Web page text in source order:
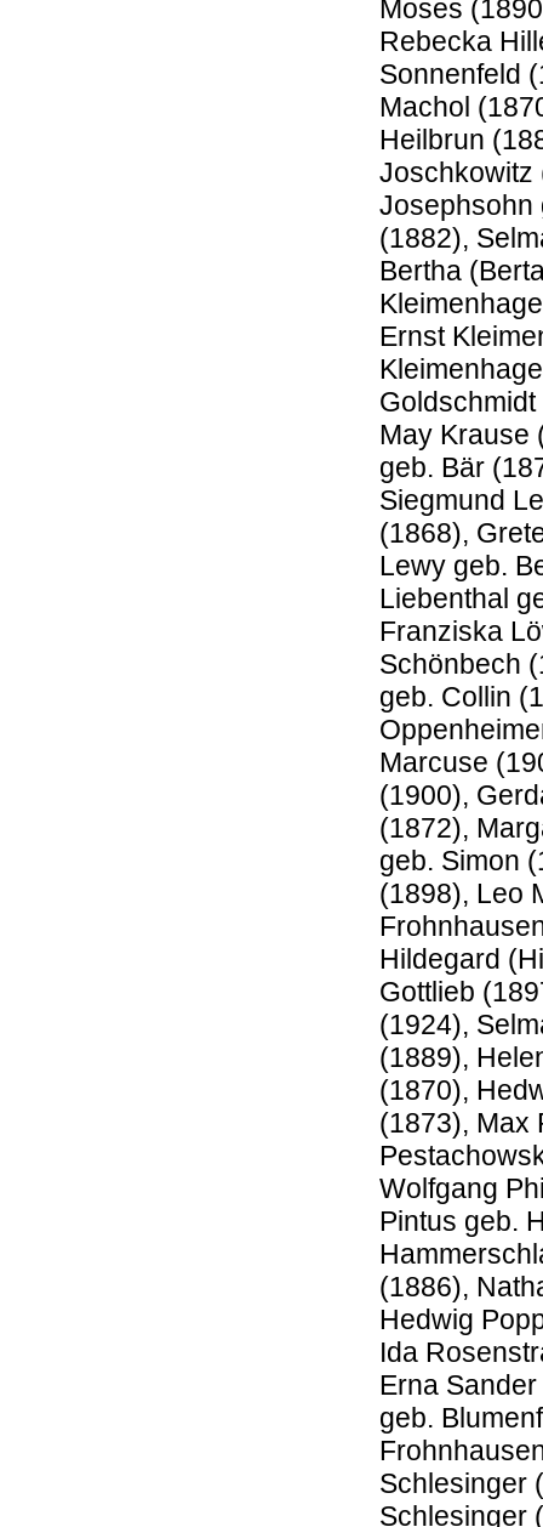
Moses
Rebecka
Sonnenfeld
Machol
Heilbrun
Joschkowitz
Josephsohn
(1882),
Bertha
Ernst
May Krause
geb. Bär
Siegmund
(1868),
Lewy geb.
Liebenthal
Franziska
Schönbech
geb. Collin
Marcuse
(1900),
(1872),
geb. Simon
(1898), Leo
Hildegard
Gottlieb
(1924),
(1889),
(1870),
(1873), Max
Wolfgang
Pintus geb.
(1886),
Hedwig
Ida
Erna
geb.
Schlesinger
Schlesinger